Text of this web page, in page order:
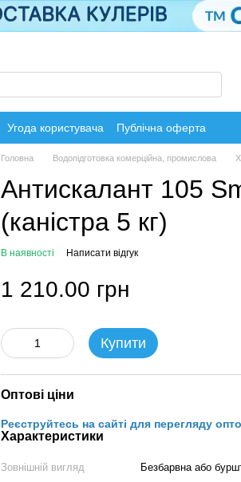
Угода користувача Публічна оферта
Головна Водопідготовка комерційна, промислова
Антискалант 105
(каністра 5 кг)
В наявності Написати відгук
1 210.00 грн
Купити
Оптові ціни
Реєструйтесь на сайті для перегляду
Характеристики
Зовнішній вигляд
Безбарвна або